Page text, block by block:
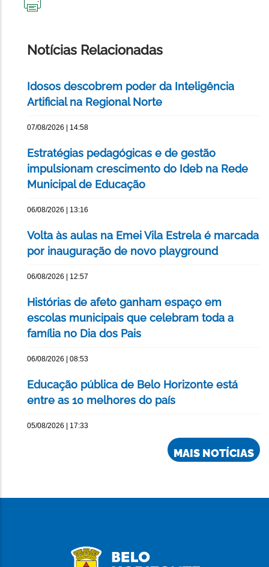
Notícias Relacionadas
Idosos descobrem poder da Inteligência
Artificial na Regional Norte
07/08/2026 | 14:58
Estratégias pedagógicas e de gestão
impulsionam crescimento do Ideb na Rede
Municipal de Educação
06/08/2026 | 13:16
Volta às aulas na Emei Vila Estrela é marcada
por inauguração de novo playground
06/08/2026 | 12:57
Histórias de afeto ganham espaço em
escolas municipais que celebram toda a
família no Dia dos Pais
06/08/2026 | 08:53
Educação pública de Belo Horizonte está
entre as 10 melhores do país
05/08/2026 | 17:33
MAIS NOTÍCIAS